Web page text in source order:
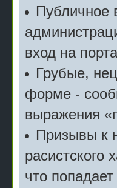
Публичное
вход на
Грубые,
форме -
выражения
Призывы к
расистского
что